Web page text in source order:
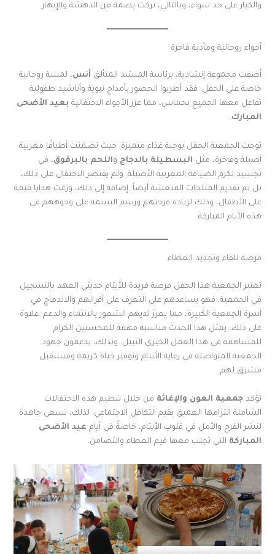
والكبار على حد سواء، وبالتالي، تركت بصمة من الدهشة والإبهار.
أجواء روحانية ومأدبة فاخرة
أضفت مجموعة إنشادية، برئاسة المنشد المتألق أنس، لمسة روحانية
خاصة على الحفل. فقد أطربوا الحضور بأمداح نبوية وأناشيد طفولية
تفاعل معها الجميع بحماس، مما عزز الأجواء الاحتفالية بعيد الأضحى
المبارك.
توجت الجمعية الحفل بوجبة غذاء متميزة. حيث تضمنت أطباقًا مغربية
أصيلة وفاخرة، مثل البسطيلة بالدجاج واللحم بالبرقوق، في
تجسيد لكرم الضيافة المغربية الأصيلة. ولم يقتصر الاحتفال على ذلك،
بل تم تقديم المثلجات المنعشة أيضاً. إضافة إلى ذلك، وزعت هدايا قيمة
على الأطفال، وذلك لزيادة فرحتهم ورسم البسمة على وجوههم في
هذه الأيام المباركة.
فرصة للقاء وتجديد العطاء
تعتبر الجمعية هذا الحفل فرصة فريدة للأيتام حديثي العهد بالتسجيل
في الجمعية. فهو يساعدهم على التعرف على أقرانهم والاندماج في
أسرة الجمعية الكبيرة، مما يعزز لديهم الشعور بالانتماء والدعم. علاوة
على ذلك، يمثل هذا الحدث مناسبة مهمة للمحسنين الكرام
للمساهمة في هذا العمل الخيري النبيل. وبذلك، يدعمون جهود
الجمعية المتواصلة في رعاية الأيتام وتوفير حياة كريمة ومستقبل
مشرق لهم.
تؤكدجمعية العون والإغاثة من خلال تنظيم هذه الاحتفالات
الشاملة التزامها العميق بقيم التكافل الاجتماعي. لذلك، تسعى جاهدة
لنشر الفرح والأمل في قلوب الأيتام، خاصةً في أيام عيد الأضحى
المباركة التي تجلب معها قيم العطاء والتضامن.